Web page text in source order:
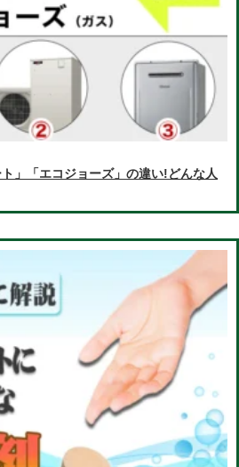
ト」「エコジョーズ」の違い!どんな人